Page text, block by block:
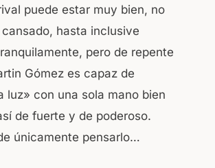
puede estar muy bien, no
hasta inclusive
pero de repente
Gómez es capaz de
luz» con una sola mano bien
de fuerte y de poderoso.
únicamente pensarlo…